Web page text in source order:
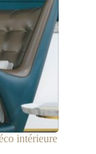
intérieure